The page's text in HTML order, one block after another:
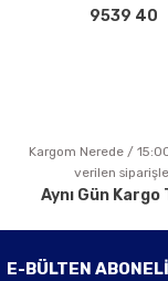
Bu ürüne benzer
9539 40
Kargom Nerede /
verilen
Aynı Gün Kargo
E-BÜLTEN